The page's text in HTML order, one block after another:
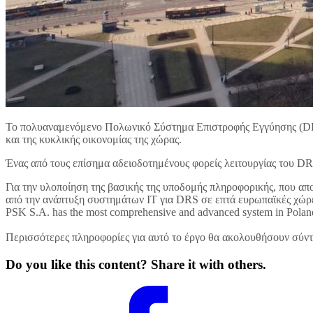
Το πολυαναμενόμενο Πολωνικό Σύστημα Επιστροφής Εγγύησης
και της κυκλικής οικονομίας της χώρας.
Ένας από τους επίσημα αδειοδοτημένους φορείς λειτουργίας
Για την υλοποίηση της βασικής της υποδομής πληροφορικής, που
από την ανάπτυξη συστημάτων IT για DRS σε επτά ευρωπαϊκές
PSK S.A. has the most comprehensive and advanced system in
Περισσότερες πληροφορίες για αυτό το έργο θα ακολουθήσουν
Do you like this content? Share it with others.